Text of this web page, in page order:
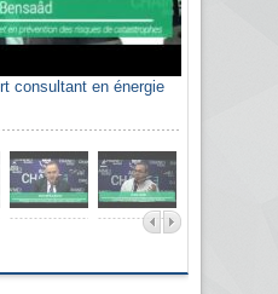
consultant en énergie